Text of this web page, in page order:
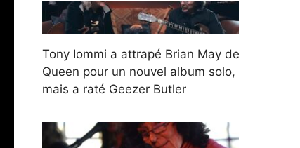
Tony Iommi a attrapé Brian May de
Queen pour un nouvel album solo,
mais a raté Geezer Butler